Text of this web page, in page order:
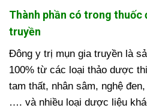
Thành phần có trong thuốc
truyền
Đông y trị mụn gia truyền là
100% từ các loại thảo dược
tam thất, nhân sâm, nghệ
…. và nhiều loại dược liệu